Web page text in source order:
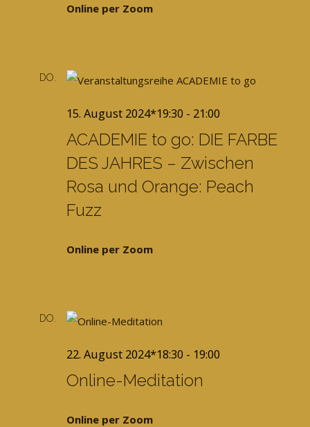
Online per Zoom
DO.
15. August 2024*19:30 - 21:00
ACADEMIE to go: DIE FARBE
DES JAHRES – Zwischen
Rosa und Orange: Peach
Fuzz
Online per Zoom
DO.
22. August 2024*18:30 - 19:00
Online-Meditation
Online per Zoom